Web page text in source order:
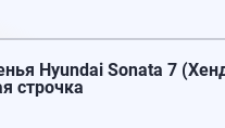
Hyundai Sonata 7
строчка